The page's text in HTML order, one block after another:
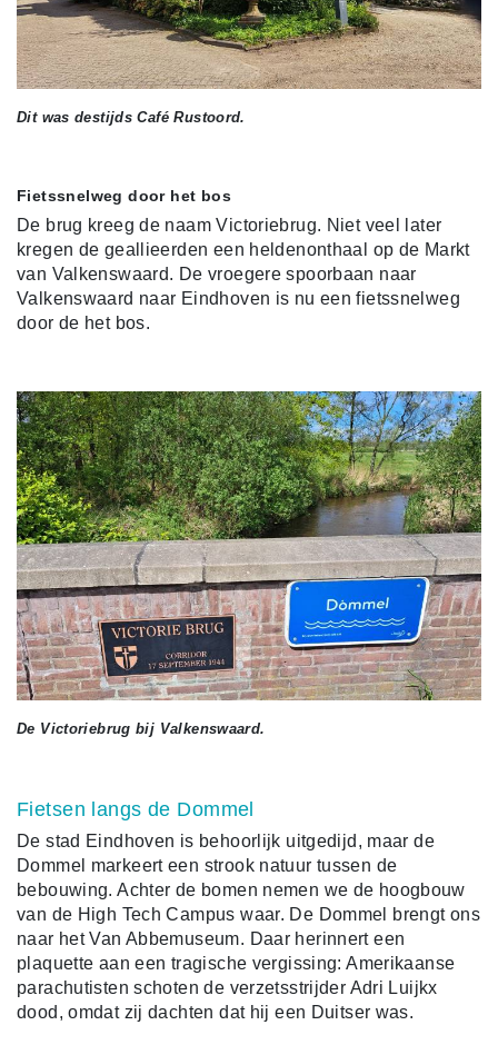
Dit was destijds Café Rustoord.
Fietssnelweg door het bos
De brug kreeg de naam Victoriebrug. Niet veel later
kregen de geallieerden een heldenonthaal op de Markt
van Valkenswaard. De vroegere spoorbaan naar
Valkenswaard naar Eindhoven is nu een fietssnelweg
door de het bos.
De Victoriebrug bij Valkenswaard.
Fietsen langs de Dommel
De stad Eindhoven is behoorlijk uitgedijd, maar de
Dommel markeert een strook natuur tussen de
bebouwing. Achter de bomen nemen we de hoogbouw
van de High Tech Campus waar. De Dommel brengt ons
naar het Van Abbemuseum. Daar herinnert een
plaquette aan een tragische vergissing: Amerikaanse
parachutisten schoten de verzetsstrijder Adri Luijkx
dood, omdat zij dachten dat hij een Duitser was.